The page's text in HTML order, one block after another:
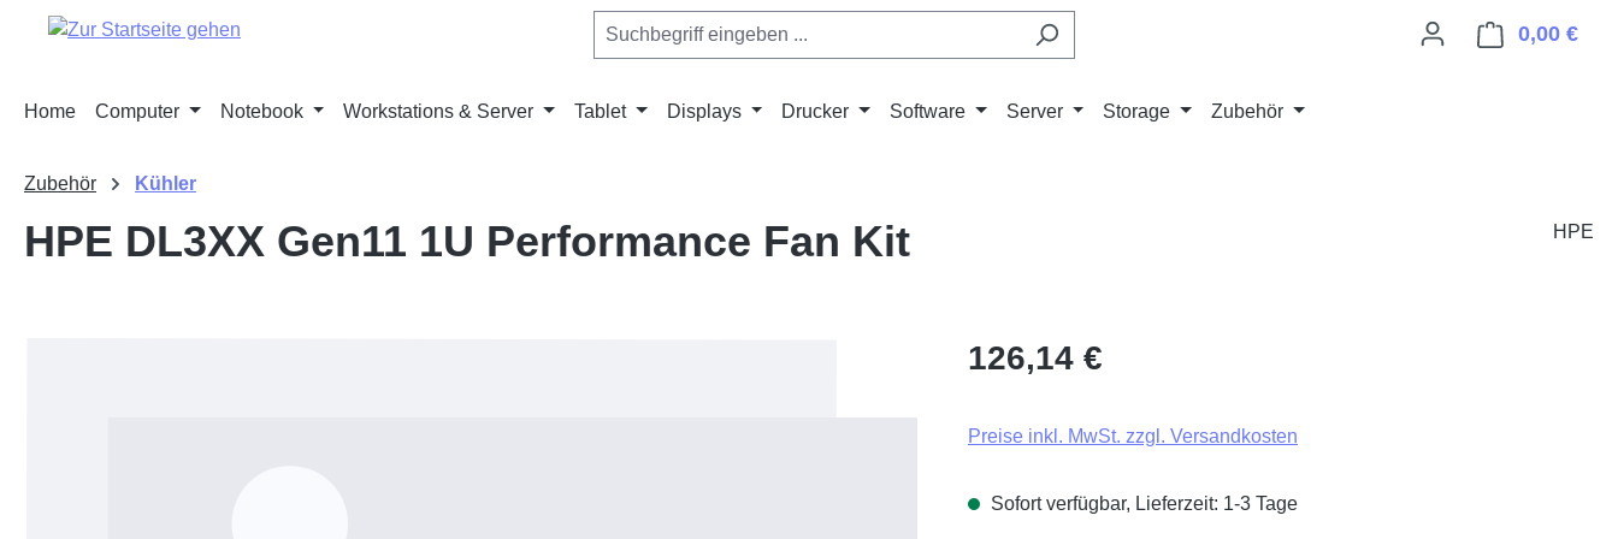
Zur Hauptnavigation springen 0,00 €
Home Computer Notebook Workstations & Server Tablet Displays Drucker Software Server Storage Zubehör
Zubehör Kühler
HPE DL3XX Gen11 1U Performance Fan Kit HPE
126,14 €
Preise inkl. MwSt. zzgl. Versandkosten
Sofort verfügbar, Lieferzeit: 1-3 Tage